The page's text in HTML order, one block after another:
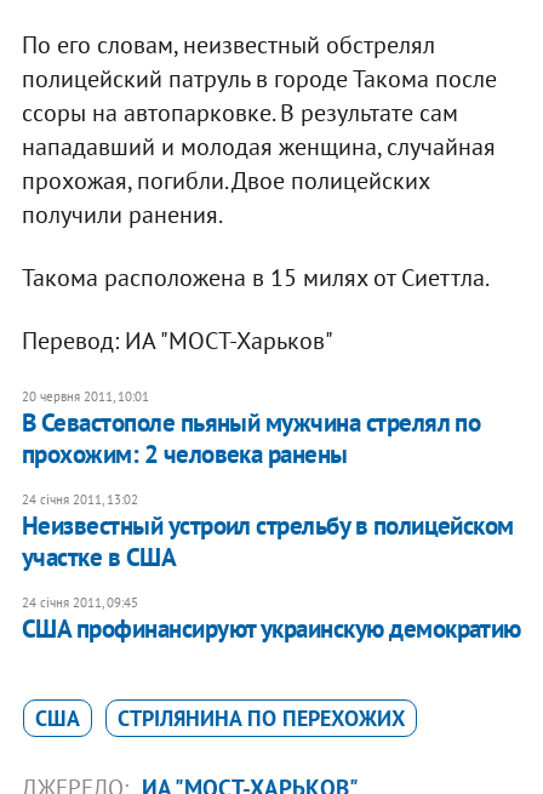
По его словам, неизвестный обстрелял
полицейский патруль в городе Такома после
ссоры на автопарковке. В результате сам
нападавший и молодая женщина, случайная
прохожая, погибли. Двое полицейских
получили ранения.
Такома расположена в 15 милях от Сиеттла.
Перевод: ИА "МОСТ-Харьков"
20 червня 2011, 10:01
В Севастополе пьяный мужчина стрелял по
прохожим: 2 человека ранены
24 січня 2011, 13:02
Неизвестный устроил стрельбу в полицейском
участке в США
24 січня 2011, 09:45
США профинансируют украинскую демократию
США СТРІЛЯНИНА ПО ПЕРЕХОЖИХ
ДЖЕРЕЛО: ИА "МОСТ-ХАРЬКОВ"